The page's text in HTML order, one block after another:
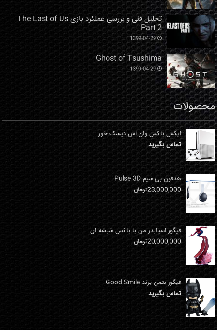
تحلیل فنی و بررسی عملکرد بازی The Last of Us
Part 2
1399-04-29
Ghost of Tsushima
1399-04-29
محصولات
ایکس باکس وان اس دیسک خور
تماس بگیرید
هدفون بی سیم Pulse 3D
23,000,000تومان
فیگور اسپایدر من با باکس شیشه ای
20,000,000تومان
فیگور بتمن برند Good Smile
تماس بگیرید